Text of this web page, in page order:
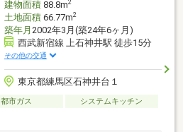
建物面積88.8m2
土地面積66.77m2
築年月 2002年3月(築24年6ヶ月)
西武新宿線 上石神井駅 徒歩15分
その他の交通
東京都練馬区石神井台１
都市ガス
システムキッチン